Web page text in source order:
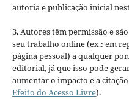
autoria e publicação inicial
3. Autores têm permissão e
seu trabalho online (ex.: em
página pessoal) a qualquer
editorial, já que isso pode
aumentar o impacto e a
Efeito do Acesso Livre).